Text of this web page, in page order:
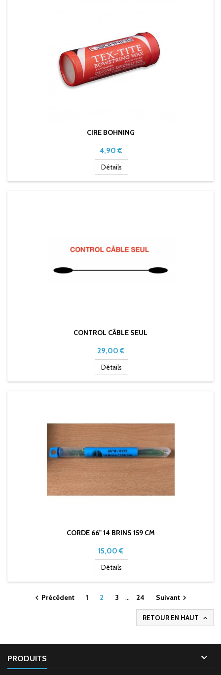
CIRE BOHNING
Prix
4,90 €
Détails
CONTROL CÂBLE SEUL
Prix
29,00 €
Détails
CORDE 66" 14 BRINS 159 CM
Prix
15,00 €
Détails
 Précédent 1 2 3 … 24 Suivant
RETOUR EN HAUT 
PRODUITS 